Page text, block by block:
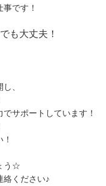
です！
も大丈夫！
、
サポートしています！
う☆
絡ください♪